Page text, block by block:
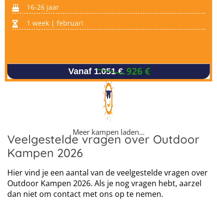
16-26 jaar
1 week | februari
Vanaf 1.051 € 926 €
Meer kampen laden…
Veelgestelde vragen over Outdoor
Kampen 2026
Hier vind je een aantal van de veelgestelde vragen over
Outdoor Kampen 2026. Als je nog vragen hebt, aarzel
dan niet om contact met ons op te nemen.